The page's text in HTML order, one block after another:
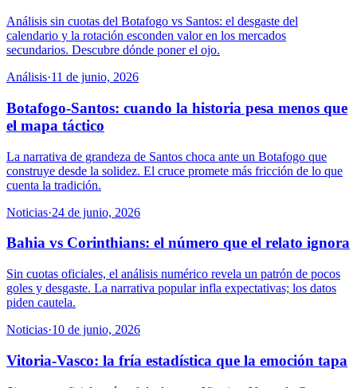
Análisis sin cuotas del Botafogo vs Santos: el desgaste del
calendario y la rotación esconden valor en los mercados
secundarios. Descubre dónde poner el ojo.
Análisis·11 de junio, 2026
Botafogo-Santos: cuando la historia pesa menos que
el mapa táctico
La narrativa de grandeza de Santos choca ante un Botafogo que
construye desde la solidez. El cruce promete más fricción de lo que
cuenta la tradición.
Noticias·24 de junio, 2026
Bahia vs Corinthians: el número que el relato ignora
Sin cuotas oficiales, el análisis numérico revela un patrón de pocos
goles y desgaste. La narrativa popular infla expectativas; los datos
piden cautela.
Noticias·10 de junio, 2026
Vitoria-Vasco: la fría estadística que la emoción tapa